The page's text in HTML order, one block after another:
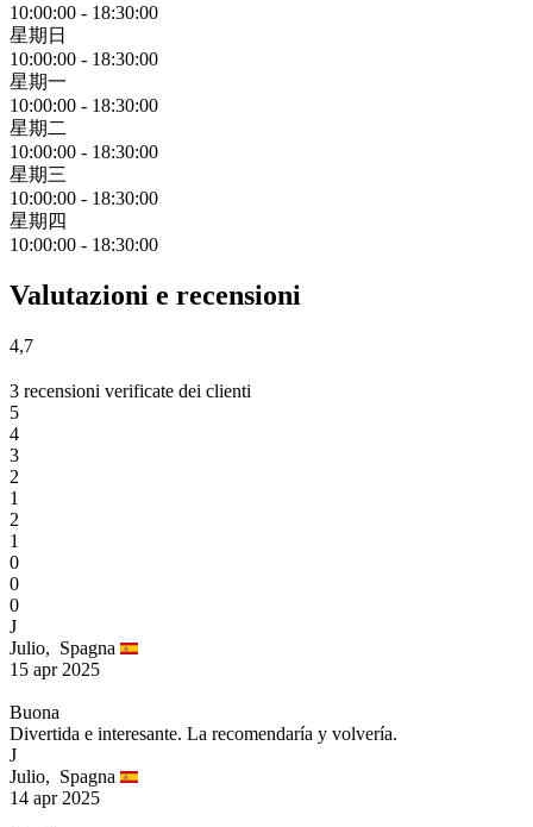
10:00:00 - 18:30:00
星期日
10:00:00 - 18:30:00
星期一
10:00:00 - 18:30:00
星期二
10:00:00 - 18:30:00
星期三
10:00:00 - 18:30:00
星期四
10:00:00 - 18:30:00
Valutazioni e recensioni
4,7
3 recensioni verificate dei clienti
5
4
3
2
1
2
1
0
0
0
J
Julio, Spagna
15 apr 2025
Buona
Divertida e interesante. La recomendaría y volvería.
J
Julio, Spagna
14 apr 2025